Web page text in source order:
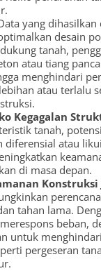
yang
desain
tanah,
atau tiang
menghindari
atau terlalu
Kegagalan
tanah,
diferensial atau
di masa depan.
Konstruksi
tahan lama.
beban,
untuk
pergeseran